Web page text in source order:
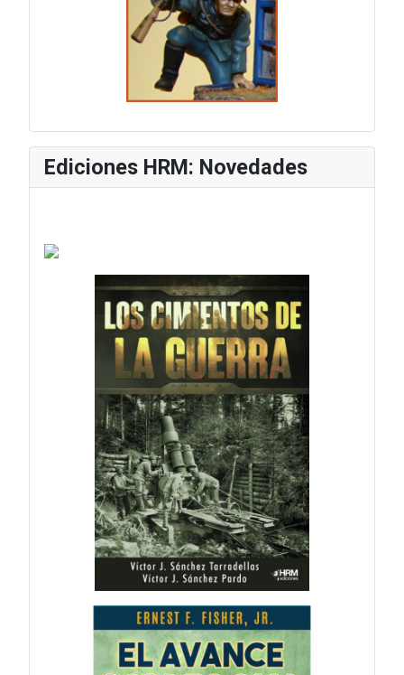
Ediciones HRM: Novedades